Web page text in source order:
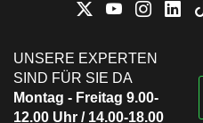
UNSERE EXPERTEN
SIND FÜR SIE DA
Montag - Freitag 9.00-
12.00 Uhr / 14.00-18.00